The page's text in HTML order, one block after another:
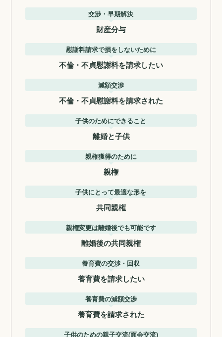
交渉・早期解決
財産分与
慰謝料請求で損をしないために
不倫・不貞慰謝料を請求したい
減額交渉
不倫・不貞慰謝料を請求された
子供のためにできること
離婚と子供
親権獲得のために
親権
子供にとって最適な形を
共同親権
親権変更は離婚後でも可能です
離婚後の共同親権
養育費の交渉・回収
養育費を請求したい
養育費の減額交渉
養育費を請求された
子供のための親子交流(面会交流)